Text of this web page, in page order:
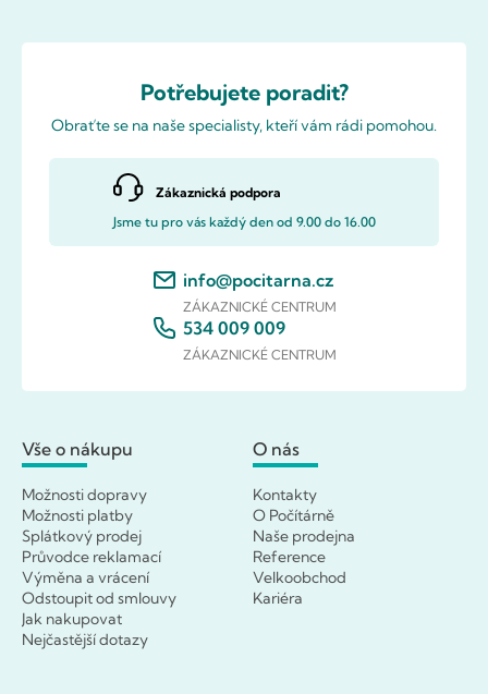
Potřebujete poradit?
Obraťte se na naše specialisty, kteří vám rádi pomohou.
Zákaznická podpora
Jsme tu pro vás každý den od 9.00 do 16.00
info@pocitarna.cz
ZÁKAZNICKÉ CENTRUM
534 009 009
ZÁKAZNICKÉ CENTRUM
Vše o nákupu
Možnosti dopravy
Možnosti platby
Splátkový prodej
Průvodce reklamací
Výměna a vrácení
Odstoupit od smlouvy
Jak nakupovat
Nejčastější dotazy
O nás
Kontakty
O Počítárně
Naše prodejna
Reference
Velkoobchod
Kariéra